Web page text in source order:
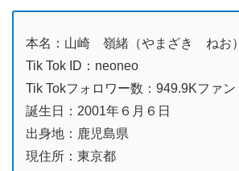
本名：山崎 嶺緒（やまざき ねお）
Tik Tok ID：neoneo
Tik Tokフォロワー数：949.9Kファン
誕生日：2001年６月６日
出身地：鹿児島県
現住所：東京都